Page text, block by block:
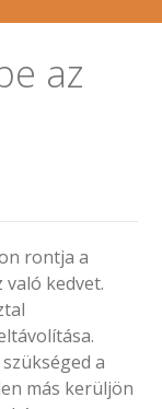
az
rontja a
kedvet.
a
más kerüljön